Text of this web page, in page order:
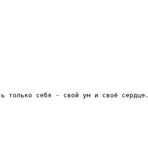
только себя - свой ум и своё сердце.